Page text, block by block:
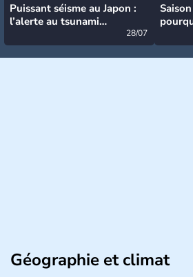
Puissant séisme au Japon :
l’alerte au tsunami
28/07
Géographie et climat